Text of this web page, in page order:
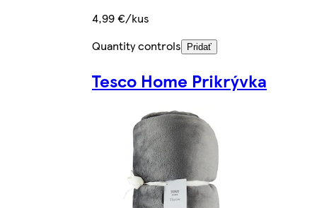
4,99 €/kus
Quantity controls
Pridať
Tesco Home Prikrývka